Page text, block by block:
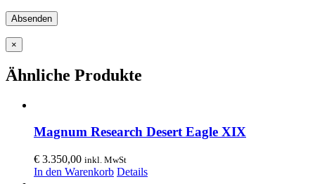
×
Ähnliche Produkte
Magnum Research Desert Eagle XIX
€ 3.350,00 inkl. MwSt
In den Warenkorb Details